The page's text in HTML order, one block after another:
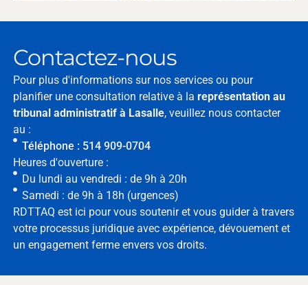
Contactez-nous
Pour plus d'informations sur nos services ou pour
planifier une consultation relative à lareprésentation au
tribunal administratif à Lasalle, veuillez nous contacter
au :
Téléphone : 514 909-0704
Heures d'ouverture :
Du lundi au vendredi : de 9h à 20h
Samedi : de 9h à 18h (urgences)
RDTTAQ est ici pour vous soutenir et vous guider à travers
votre processus juridique avec expérience, dévouement et
un engagement ferme envers vos droits.